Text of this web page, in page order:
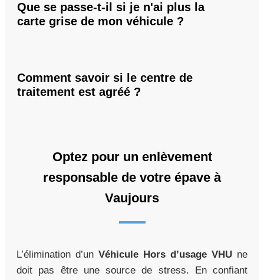
Que se passe-t-il si je n'ai plus la
carte grise de mon véhicule ?
Comment savoir si le centre de
traitement est agréé ?
Optez pour un enlèvement
responsable de votre épave à
Vaujours
L’élimination d’un Véhicule Hors d’usage VHU ne
doit pas être une source de stress. En confiant